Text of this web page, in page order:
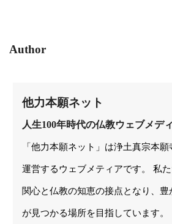
Author
他力本願ネット
人生100年時代の仏教ウェブメデ
「他力本願ネット」は浄土真宗本
運営するウェブメティアです。 私
関心と仏教の知恵の接点となり、豊
が見つかる場所を目指しています。